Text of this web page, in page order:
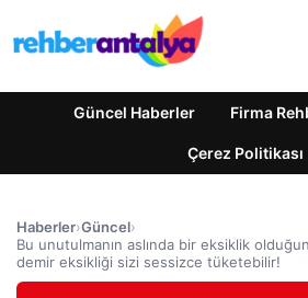
Güncel Haberler Firma
Çerez Politikası
Haberler›Güncel›
Bu unutulmanın aslında bir eksiklik
demir eksikliği sizi sessizce tüketebilir!